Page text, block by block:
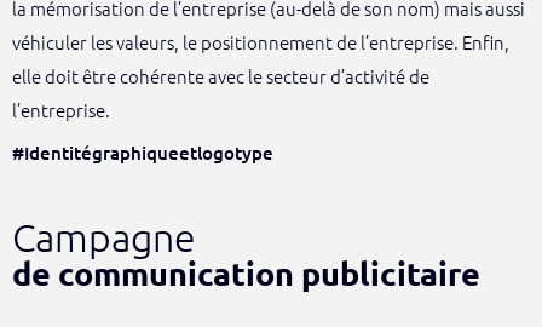
la mémorisation de l’entreprise (au-delà de son nom) mais aussi
véhiculer les valeurs, le positionnement de l’entreprise. Enfin,
elle doit être cohérente avec le secteur d’activité de
l’entreprise.
#Identitégraphiqueetlogotype
Campagne
de communication publicitaire